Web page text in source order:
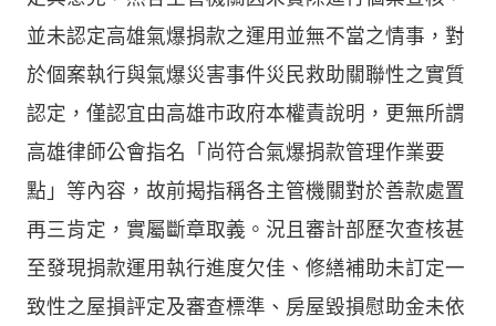
並未認定高雄氣爆捐款之運用並無不當之情事，對
於個案執行與氣爆災害事件災民救助關聯性之實質
認定，僅認宜由高雄市政府本權責說明，更無所謂
高雄律師公會指名「尚符合氣爆捐款管理作業要
點」等內容，故前揭指稱各主管機關對於善款處置
再三肯定，實屬斷章取義。況且審計部歷次查核甚
至發現捐款運用執行進度欠佳、修繕補助未訂定一
致性之屋損評定及審查標準、房屋毀損慰助金未依